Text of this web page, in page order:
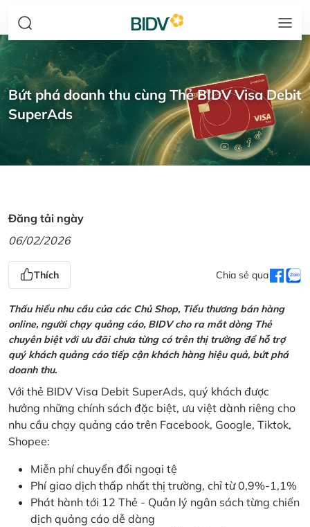
Bứt phá doanh thu cùng Thẻ BIDV Visa Debit
SuperAds
Đăng tải ngày
06/02/2026
Thích Chia sẻ qua
Thấu hiểu nhu cầu của các Chủ Shop, Tiểu thương bán hàng
online, người chạy quảng cáo, BIDV cho ra mắt dòng Thẻ
chuyên biệt với ưu đãi chưa từng có trên thị trường để hỗ trợ
quý khách quảng cáo tiếp cận khách hàng hiệu quả, bứt phá
doanh thu.
Với thẻ BIDV Visa Debit SuperAds, quý khách được
hưởng những chính sách đặc biệt, ưu việt dành riêng cho
nhu cầu chạy quảng cáo trên Facebook, Google, Tiktok,
Shopee:
Miễn phí chuyển đổi ngoại tệ
Phí giao dịch thấp nhất thị trường, chỉ từ 0,9%-1,1%
Phát hành tới 12 Thẻ - Quản lý ngân sách từng chiến
dịch quảng cáo dễ dàng